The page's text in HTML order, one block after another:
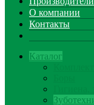
О компании
Контакты
Каталог